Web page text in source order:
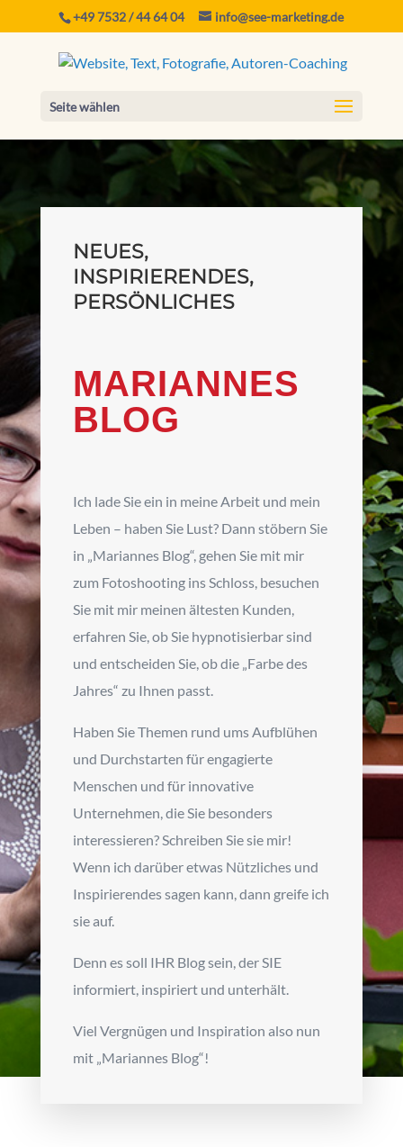
+49 7532 / 44 64 04 info@see-marketing.de
Seite wählen
NEUES,
INSPIRIERENDES,
PERSÖNLICHES
MARIANNES
BLOG
Ich lade Sie ein in meine Arbeit und mein
Leben – haben Sie Lust? Dann stöbern Sie
in „Mariannes Blog“, gehen Sie mit mir
zum Fotoshooting ins Schloss, besuchen
Sie mit mir meinen ältesten Kunden,
erfahren Sie, ob Sie hypnotisierbar sind
und entscheiden Sie, ob die „Farbe des
Jahres“ zu Ihnen passt.
Haben Sie Themen rund ums Aufblühen
und Durchstarten für engagierte
Menschen und für innovative
Unternehmen, die Sie besonders
interessieren? Schreiben Sie sie mir!
Wenn ich darüber etwas Nützliches und
Inspirierendes sagen kann, dann greife ich
sie auf.
Denn es soll IHR Blog sein, der SIE
informiert, inspiriert und unterhält.
Viel Vergnügen und Inspiration also nun
mit „Mariannes Blog“!